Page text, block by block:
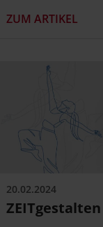
ZUM ARTIKEL
20.02.2024
ZEITgestalten